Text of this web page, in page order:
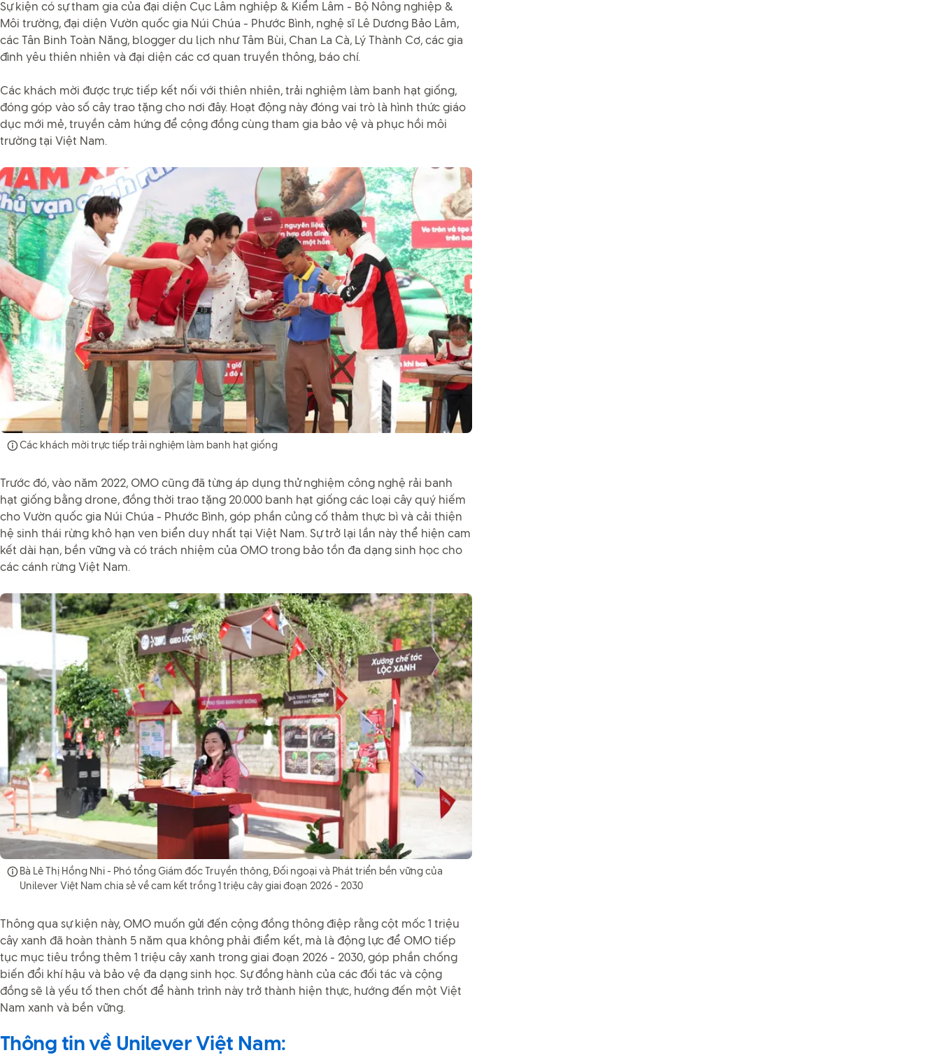
Sự kiện có sự tham gia của đại diện Cục Lâm nghiệp & Kiểm Lâm - Bộ Nông nghiệp &
Môi trường, đại diện Vườn quốc gia Núi Chúa - Phước Bình, nghệ sĩ Lê Dương Bảo Lâm,
các Tân Binh Toàn Năng, blogger du lịch như Tâm Bùi, Chan La Cà, Lý Thành Cơ, các gia
đình yêu thiên nhiên và đại diện các cơ quan truyền thông, báo chí.
Các khách mời được trực tiếp kết nối với thiên nhiên, trải nghiệm làm banh hạt giống,
đóng góp vào số cây trao tặng cho nơi đây. Hoạt động này đóng vai trò là hình thức giáo
dục mới mẻ, truyền cảm hứng để cộng đồng cùng tham gia bảo vệ và phục hồi môi
trường tại Việt Nam.
Các khách mời trực tiếp trải nghiệm làm banh hạt giống
Trước đó, vào năm 2022, OMO cũng đã từng áp dụng thử nghiệm công nghệ rải banh
hạt giống bằng drone, đồng thời trao tặng 20.000 banh hạt giống các loại cây quý hiếm
cho Vườn quốc gia Núi Chúa - Phước Bình, góp phần củng cố thảm thực bì và cải thiện
hệ sinh thái rừng khô hạn ven biển duy nhất tại Việt Nam. Sự trở lại lần này thể hiện cam
kết dài hạn, bền vững và có trách nhiệm của OMO trong bảo tồn đa dạng sinh học cho
các cánh rừng Việt Nam.
Bà Lê Thị Hồng Nhi - Phó tổng Giám đốc Truyền thông, Đối ngoại và Phát triển bền vững của
Unilever Việt Nam chia sẻ về cam kết trồng 1 triệu cây giai đoạn 2026 - 2030
Thông qua sự kiện này, OMO muốn gửi đến cộng đồng thông điệp rằng cột mốc 1 triệu
cây xanh đã hoàn thành 5 năm qua không phải điểm kết, mà là động lực để OMO tiếp
tục mục tiêu trồng thêm 1 triệu cây xanh trong giai đoạn 2026 - 2030, góp phần chống
biến đổi khí hậu và bảo vệ đa dạng sinh học. Sự đồng hành của các đối tác và cộng
đồng sẽ là yếu tố then chốt để hành trình này trở thành hiện thực, hướng đến một Việt
Nam xanh và bền vững.
Thông tin về Unilever Việt Nam: